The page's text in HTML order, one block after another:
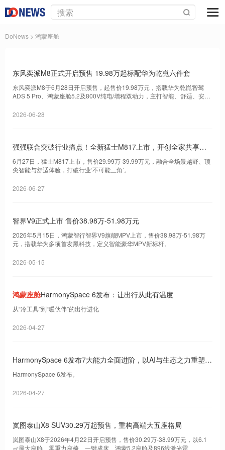
DoNews > 鸿蒙座舱
东风奕派M8正式开启预售 19.98万起标配华为乾崑六件套
东风奕派M8于6月28日开启预售，起售价19.98万元，搭载华为乾崑智驾
ADS 5 Pro、鸿蒙座舱5.2及800V纯电/增程双动力，主打智能、舒适、安全
2026-06-28
强强联合突破行业痛点！全新猛士M817上市，开创全家共享智
能越野新时代
6月27日，猛士M817上市，售价29.99万-39.99万元，融合全场景越野、顶
尖智能与舒适体验，打破行业‘不可能三角’。
2026-06-27
智界V9正式上市 售价38.98万-51.98万元
2026年5月15日，鸿蒙智行智界V9旗舰MPV上市，售价38.98万-51.98万
元，搭载华为多项首发黑科技，定义智能豪华MPV新标杆。
2026-05-15
鸿蒙座舱HarmonySpace 6发布：让出行从此有温度
从“冷工具”到“暖伙伴”的出行进化
2026-04-27
HarmonySpace 6发布7大能力全面进阶，以AI与生态之力重塑智
慧出行新纪元
HarmonySpace 6发布。
2026-04-27
岚图泰山X8 SUV30.29万起预售，重构高端大五座格局
岚图泰山X8于2026年4月22日开启预售，售价30.29万-38.99万元，以6.1
㎡最大座舱、零重力座椅、一键成床、鸿蒙5.2座舱及896线激光雷